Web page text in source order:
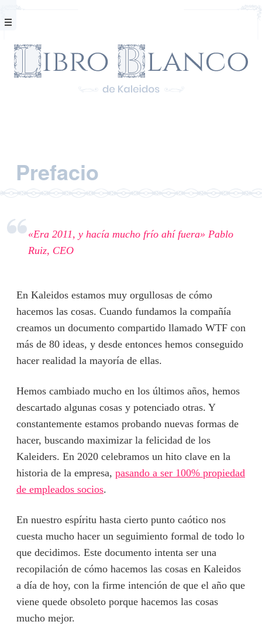
Prefacio
«Era 2011, y hacía mucho frío ahí fuera» Pablo
Ruiz, CEO
En Kaleidos estamos muy orgullosas de cómo
hacemos las cosas. Cuando fundamos la compañía
creamos un documento compartido llamado WTF con
más de 80 ideas, y desde entonces hemos conseguido
hacer realidad la mayoría de ellas.
Hemos cambiado mucho en los últimos años, hemos
descartado algunas cosas y potenciado otras. Y
constantemente estamos probando nuevas formas de
hacer, buscando maximizar la felicidad de los
Kaleiders. En 2020 celebramos un hito clave en la
historia de la empresa, pasando a ser 100% propiedad
de empleados socios.
En nuestro espíritu hasta cierto punto caótico nos
cuesta mucho hacer un seguimiento formal de todo lo
que decidimos. Este documento intenta ser una
recopilación de cómo hacemos las cosas en Kaleidos
a día de hoy, con la firme intención de que el año que
viene quede obsoleto porque hacemos las cosas
mucho mejor.